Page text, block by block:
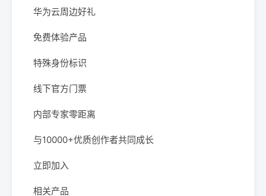
华为云周边好礼
免费体验产品
特殊身份标识
线下官方门票
内部专家零距离
与10000+优质创作者共同成长
立即加入
相关产品